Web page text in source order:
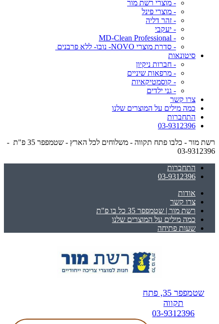
- מוצרי רשת מור
- מוצרי פינל
- זהר דליה
- יעקבי
- MD-Clean Professional
- סדרת מוצרי NOVO- נובו- ללא פרבנים
סיטונאות
- חברות ניקיון
- מרפאות שיניים
- קוסמטיקאיות
- גני ילדים
צרו קשר
כמה מילים על המוצרים שלנו
התחברות
03-9312396
רשת מור - כלבו פתח תקווה - משלוחים לכל הארץ - שטמפפר 35 פ"ת -
03-9312396
התחברות
03-9312396
אודות
צרו קשר
רשת מור | שטמפפר 35 כל בו פ"ת
כמה מילים על המוצרים שלנו
שעות פתיחה
שטמפפר 35, פתח
תקווה
03-9312396